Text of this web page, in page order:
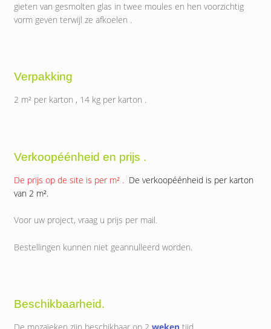
gieten van gesmolten glas in twee moules en hen voorzichtig
vorm geven terwijl ze afkoelen .
Verpakking
2 m² per karton , 14 kg per karton .
Verkoopéénheid en prijs .
De prijs op de site is per m² . De verkoopéénheid is per karton
van 2 m².
Voor uw project, vraag u prijs per mail.
Bestellingen kunnen niet geannulleerd worden.
Beschikbaarheid.